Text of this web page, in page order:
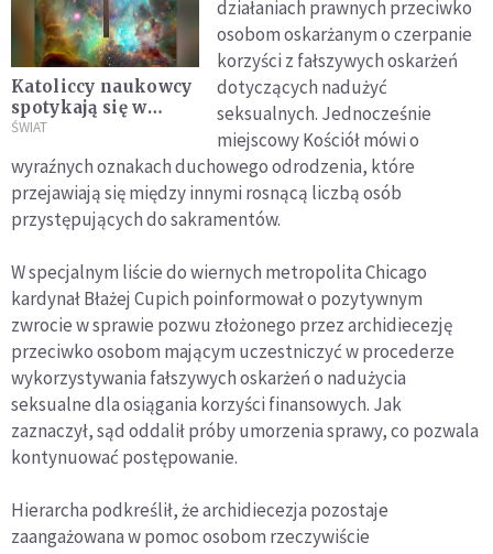
Katoliccy naukowcy
spotykają się w
Chicago, by
ludzkiej płciowości i
końcu wszechświata
ŚWIAT
działaniach prawnych przeciwko
osobom oskarżanym o czerpanie
korzyści z fałszywych oskarżeń
dotyczących nadużyć
seksualnych. Jednocześnie
miejscowy Kościół mówi o
wyraźnych oznakach duchowego odrodzenia, które
przejawiają się między innymi rosnącą liczbą osób
przystępujących do sakramentów.
W specjalnym liście do wiernych metropolita Chicago
kardynał Błażej Cupich poinformował o pozytywnym
zwrocie w sprawie pozwu złożonego przez archidiecezję
przeciwko osobom mającym uczestniczyć w procederze
wykorzystywania fałszywych oskarżeń o nadużycia
seksualne dla osiągania korzyści finansowych. Jak
zaznaczył, sąd oddalił próby umorzenia sprawy, co pozwala
kontynuować postępowanie.
Hierarcha podkreślił, że archidiecezja pozostaje
zaangażowana w pomoc osobom rzeczywiście